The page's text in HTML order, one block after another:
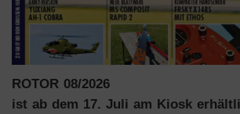
ROTOR 08/2026
ist ab dem 17. Juli am Kiosk